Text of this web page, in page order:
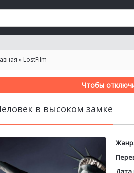
» LostFilm
Чтобы
в высоком замке
Жанр: